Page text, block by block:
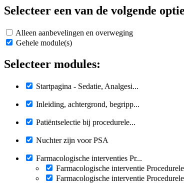
Selecteer een van de volgende
Alleen aanbevelingen en overweging
Gehele module(s)
Selecteer modules:
Startpagina - Sedatie, Analgesi...
Inleiding, achtergrond, begripp...
Patiëntselectie bij procedurele...
Nuchter zijn voor PSA
Farmacologische interventies Pr...
Farmacologische interventie
Farmacologische interventie